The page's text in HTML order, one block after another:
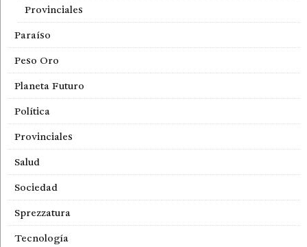
Provinciales
Paraíso
Peso Oro
Planeta Futuro
Política
Provinciales
Salud
Sociedad
Sprezzatura
Tecnología